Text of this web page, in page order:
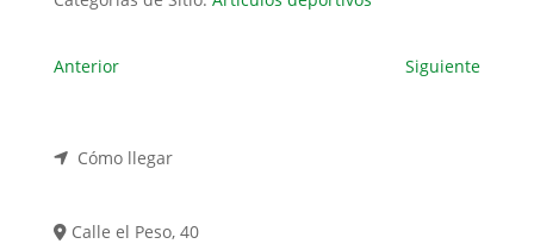
Anterior Siguiente
Cómo llegar
Calle el Peso, 40